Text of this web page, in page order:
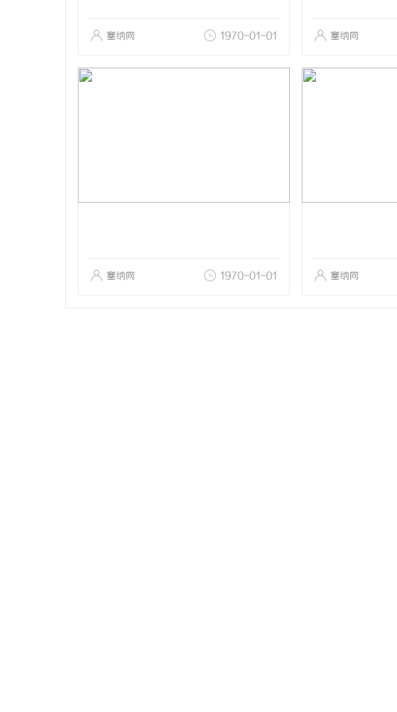
塞纳网 1970-01-01 塞纳网
塞纳网 1970-01-01 塞纳网